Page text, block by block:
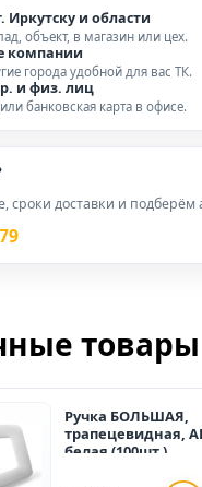
Иркутску и области
объект, в магазин или цех.
компании
города удобной для вас ТК.
и физ. лиц
банковская карта в офисе.
сроки доставки и подберём
товары
Ручка БОЛЬШАЯ,
трапецевидная,
белая (100шт.)